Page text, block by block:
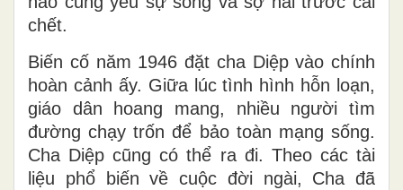
chết.
Biến cố năm 1946 đặt cha Diệp vào chính
hoàn cảnh ấy. Giữa lúc tình hình hỗn loạn,
giáo dân hoang mang, nhiều người tìm
đường chạy trốn để bảo toàn mạng sống.
Cha Diệp cũng có thể ra đi. Theo các tài
liệu phổ biến về cuộc đời ngài, Cha đã